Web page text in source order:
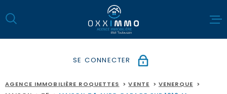
recherche
au
menu
principal
au
contenu
SE CONNECTER
ESPACE PROPRIÉTAIRE
AGENCE IMMOBILIÈRE ROQUETTES VENTE
VENERQUE